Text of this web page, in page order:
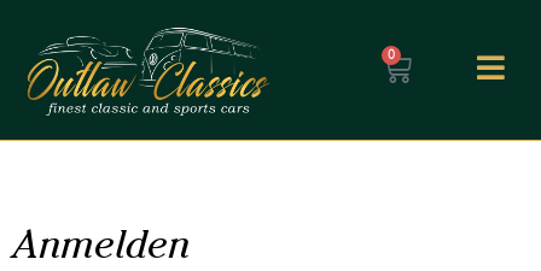
0
Anmelden